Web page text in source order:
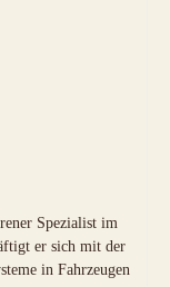
Spezialist im
er sich mit der
in Fahrzeugen